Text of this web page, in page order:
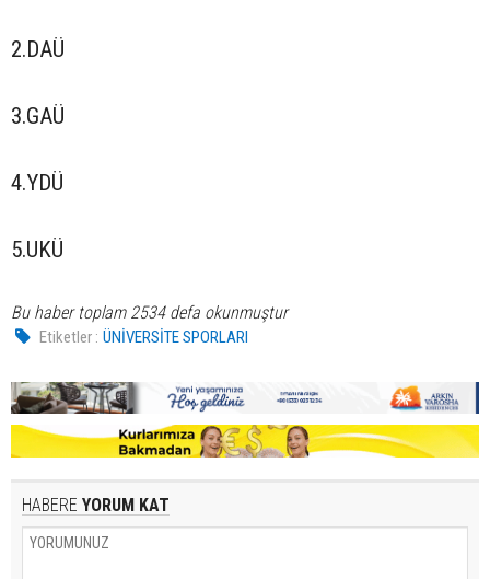
2.DAÜ
3.GAÜ
4.YDÜ
5.UKÜ
Bu haber toplam 2534 defa okunmuştur
Etiketler : ÜNİVERSİTE SPORLARI
HABERE YORUM KAT